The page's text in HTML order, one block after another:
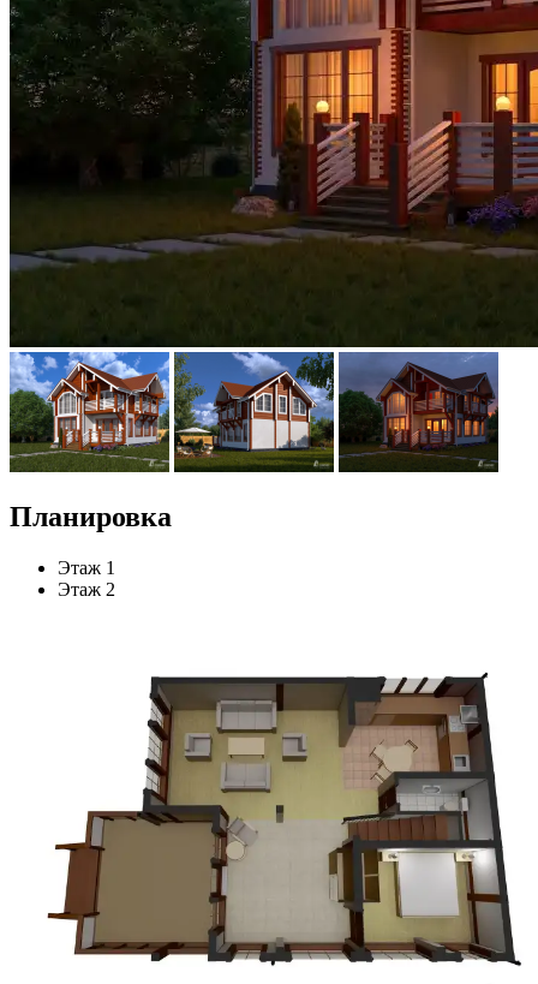
Планировка
Этаж 1
Этаж 2